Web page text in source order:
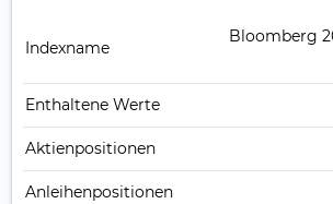
Indexname
Bloomberg
Enthaltene Werte
Aktienpositionen
Anleihenpositionen